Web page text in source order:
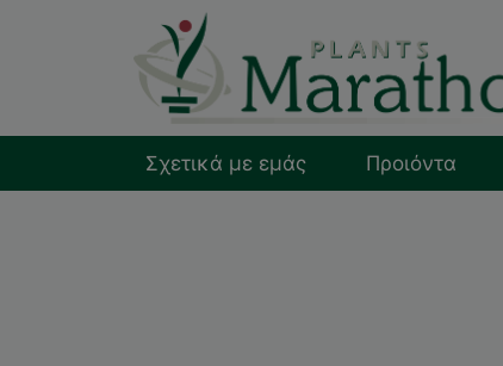
Σχετικά με εμάς Προιόντα